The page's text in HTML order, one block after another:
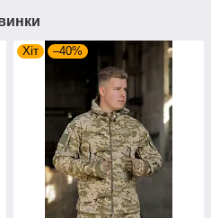
Хіт –40%